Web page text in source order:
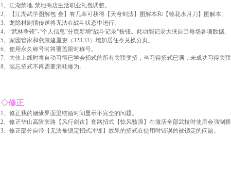
1、江湖禁地-禁地商店生活职业礼包调整。
2、【江湖武学图解包·叁】有几率可获得【天穹剑法】图解本和【镜花水月刀】图解本。
3、龙隐村剧情传送将无法在战斗状态中进行。
4、“武林争锋”-“个人信息”分页新增“战斗记录”按钮。此功能记录大侠自己每场各项数据。
5、家园管家和燕京建屋吏（323,33）增加居住令兑换分页。
6、使用永久称号时将覆盖限时称号。
7、大侠上线时将自动习得已学会招式的所有关联变招，当习得招式已满，未成功习得关联
8、淡忘招式不再需要消耗修为。
◇修正
1、修正我的姻缘界面里结婚时间显示不完全的问题。
2、修正华山高阶套路【风行剑诀】套路招式【惊风骇浪】在激活全部武技时使用会强制播
3、修正部分自带【无法被锁定招式冲锋】效果的招式在使用时错误的被锁定的问题。